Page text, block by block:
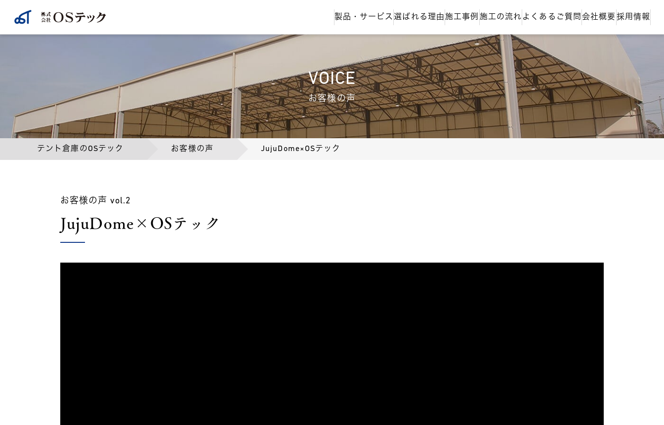
製品・サービス 選ばれる理由施工事例 施工の流れ よくあるご質問 会社概要 採用情報
VOICE
お客様の声
テント倉庫のOSテック お客様の声 JujuDome×OSテック
お客様の声 vol.2
JujuDome×OSテック